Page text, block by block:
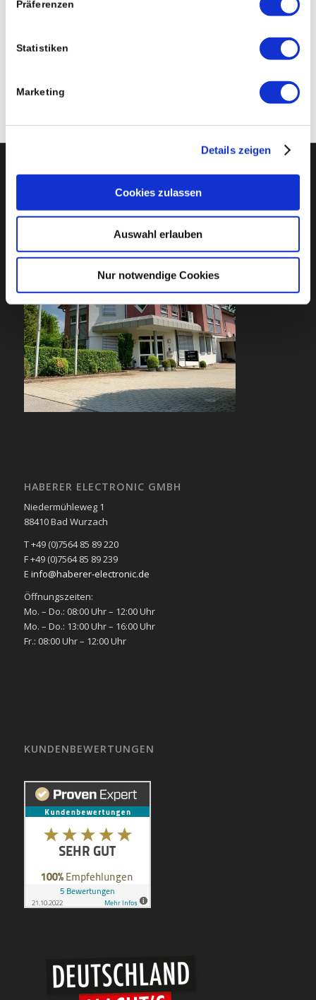
Präferenzen
Statistiken
Marketing
Details zeigen
Cookies zulassen
Auswahl erlauben
Nur notwendige Cookies
ISO9001-NEUE DENKWEISEN IM
FIRMENZENTRALE
HABERER ELECTRONIC GMBH
Niedermühleweg 1
88410 Bad Wurzach
T +49 (0)7564 85 89 220
F +49 (0)7564 85 89 239
E info@haberer-electronic.de
Öffnungszeiten:
Mo. – Do.: 08:00 Uhr – 12:00 Uhr
Mo. – Do.: 13:00 Uhr – 16:00 Uhr
Fr.: 08:00 Uhr – 12:00 Uhr
KUNDENBEWERTUNGEN